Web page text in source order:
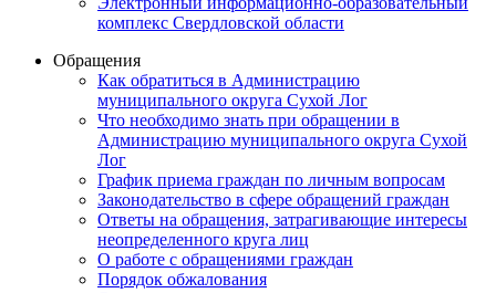
комплекс Свердловской области
Обращения
Как обратиться в Администрацию
муниципального округа Сухой Лог
Что необходимо знать при обращении в
Администрацию муниципального округа Сухой
Лог
График приема граждан по личным вопросам
Законодательство в сфере обращений граждан
Ответы на обращения, затрагивающие интересы
неопределенного круга лиц
О работе с обращениями граждан
Порядок обжалования